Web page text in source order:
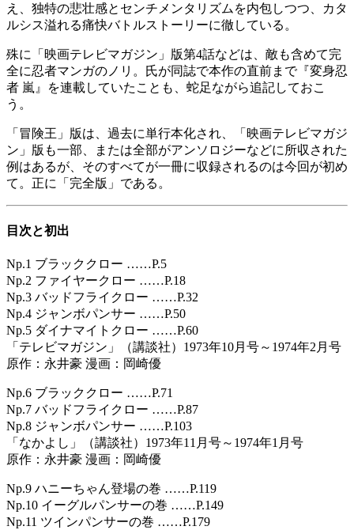
え、独特の悲壮感とセンチメンタリズムを内包しつつ、カタ
ルシス溢れる痛快バトルストーリーに徹している。
殊に「映画テレビマガジン」版第4話などは、敵も含めて完
全に忍者マンガのノリ。氏が同誌で本作の直前まで『変身忍
者 嵐』を連載していたことも、蛇足ながら追記しておこ
う。
「冒険王」版は、過去に単行本化され、「映画テレビマガジ
ン」版も一部、または全部がアンソロジーなどに所収された
例はあるが、そのすべてが一冊に収録されるのは今回が初め
て。正に「完全版」である。
目次と初出
Np.1 ブラッククロー ……P.5
Np.2 ファイヤークロー ……P.18
Np.3 バッドフライクロー ……P.32
Np.4 ジャンボパンサー ……P.50
Np.5 ダイナマイトクロー ……P.60
「テレビマガジン」（講談社）1973年10月号～1974年2月号
原作：永井豪 漫画：岡崎優
Np.6 ブラッククロー ……P.71
Np.7 バッドフライクロー ……P.87
Np.8 ジャンボパンサー ……P.103
「なかよし」（講談社）1973年11月号～1974年1月号
原作：永井豪 漫画：岡崎優
Np.9 ハニーちゃん登場の巻 ……P.119
Np.10 イーグルパンサーの巻 ……P.149
Np.11 ツインパンサーの巻 ……P.179